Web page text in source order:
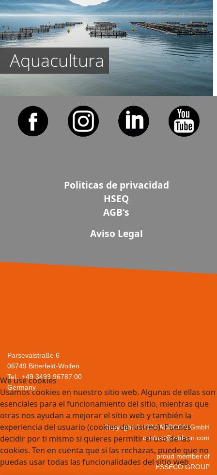
Aquacultura
Politicas de privacidad
HSEQ
AGB's
Aviso Legal
Parsevalstraße 6
06749 Bitterfeld-Wolfen
Tel.: +49 3493 96787 00
Germany
Copyright © 2024 ADDCON GmbH
contact@addcon.com
proud member of
ESSECO GROUP
We use cookies
Usamos cookies en nuestro sitio web. Algunas de ellas son
esenciales para el funcionamiento del sitio, mientras que
otras nos ayudan a mejorar el sitio web y también la
experiencia del usuario (cookies de rastreo). Puedes
decidir por ti mismo si quieres permitir el uso de las
cookies. Ten en cuenta que si las rechazas, puede que no
puedas usar todas las funcionalidades del sitio web.